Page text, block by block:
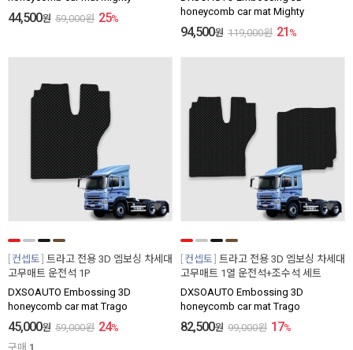
44,500원 59,000원 25%
honeycomb car mat Mighty
94,500원 119,000원 21 %
컨셉토 트라고 전용 3D 엠보싱 차세대
고무매트 운전석 1P
DXSOAUTO Embossing 3D
honeycomb car mat Trago
45,000원 59,000원 24%
구매 1
컨셉토 트라고 전용 3D 엠보싱 차세대
고무매트 1열 운전석+조수석 세트
DXSOAUTO Embossing 3D
honeycomb car mat Trago
82,500원 99,000원 17%